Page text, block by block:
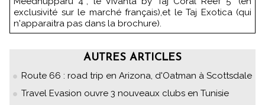
exclusivité sur le marché français),et le Taj Exotica (qui
n'apparaitra pas dans la brochure).
AUTRES ARTICLES
Route 66 : road trip en Arizona, d'Oatman à Scottsdale
Travel Evasion ouvre 3 nouveaux clubs en Tunisie